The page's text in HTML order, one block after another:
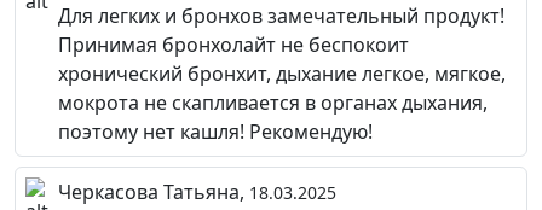
Для легких и бронхов замечательный продукт!
Принимая бронхолайт не беспокоит
хронический бронхит, дыхание легкое, мягкое,
мокрота не скапливается в органах дыхания,
поэтому нет кашля! Рекомендую!
Черкасова Татьяна, 18.03.2025